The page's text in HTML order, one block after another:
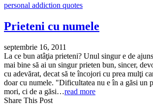
personal addiction quotes
Prieteni cu numele
septembrie 16, 2011
La ce bun atâţia prieteni? Unul singur e de
mai bine să ai un singur prieten bun, sincer,
cu adevărat, decat să te încojori cu prea mulţi
doar cu numele. "Dificultatea nu e în a găsi un
mori, ci de a găsi…read more
Share This Post